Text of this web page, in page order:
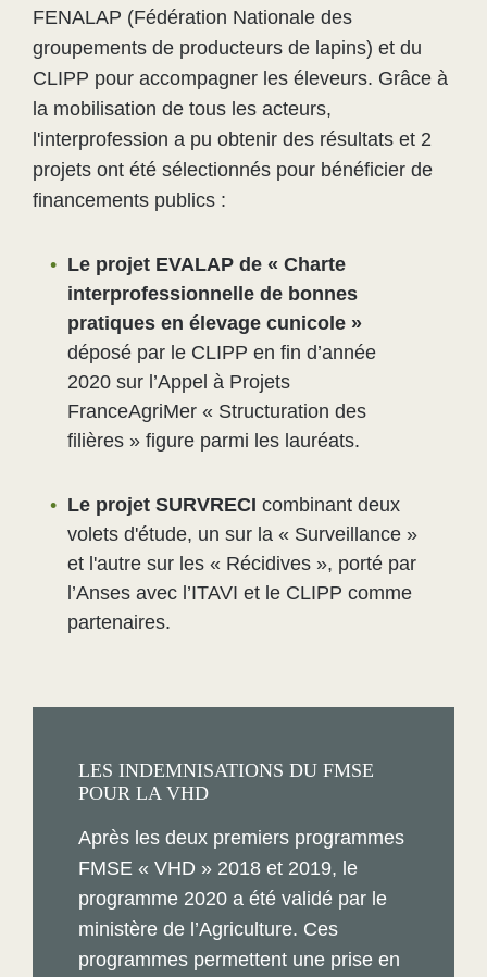
FENALAP (Fédération Nationale des
groupements de producteurs de lapins) et du
CLIPP pour accompagner les éleveurs. Grâce à
la mobilisation de tous les acteurs,
l'interprofession a pu obtenir des résultats et 2
projets ont été sélectionnés pour bénéficier de
financements publics :
Le projet EVALAP de « Charte
interprofessionnelle de bonnes
pratiques en élevage cunicole »
déposé par le CLIPP en fin d’année
2020 sur l’Appel à Projets
FranceAgriMer « Structuration des
filières » figure parmi les lauréats.
Le projet SURVRECI combinant deux
volets d'étude, un sur la « Surveillance »
et l'autre sur les « Récidives », porté par
l’Anses avec l’ITAVI et le CLIPP comme
partenaires.
LES INDEMNISATIONS DU FMSE
POUR LA VHD
Après les deux premiers programmes
FMSE « VHD » 2018 et 2019, le
programme 2020 a été validé par le
ministère de l’Agriculture. Ces
programmes permettent une prise en